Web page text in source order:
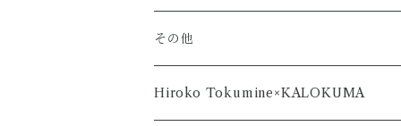
その他
Hiroko Tokumine×KALOKUMA